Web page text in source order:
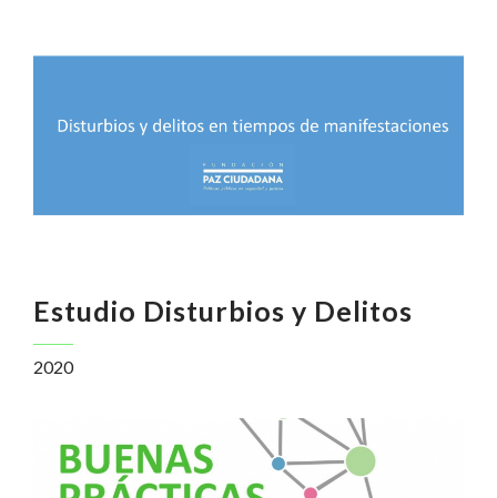
Estudio Disturbios y Delitos
2020